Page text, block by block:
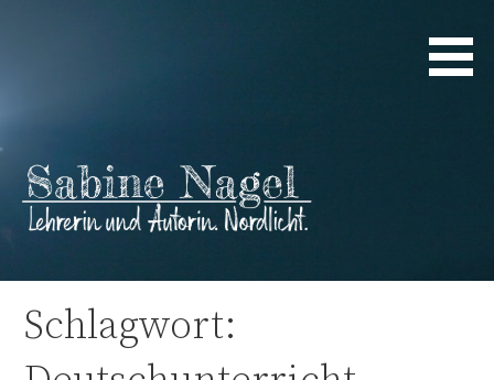
Sabine Nagel
Schlagwort: